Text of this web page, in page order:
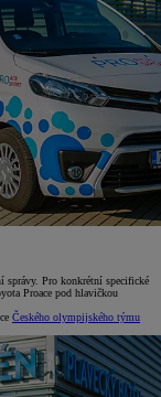
správy. Pro konkrétní specifické
Proace pod hlavičkou
Českého olympijského týmu